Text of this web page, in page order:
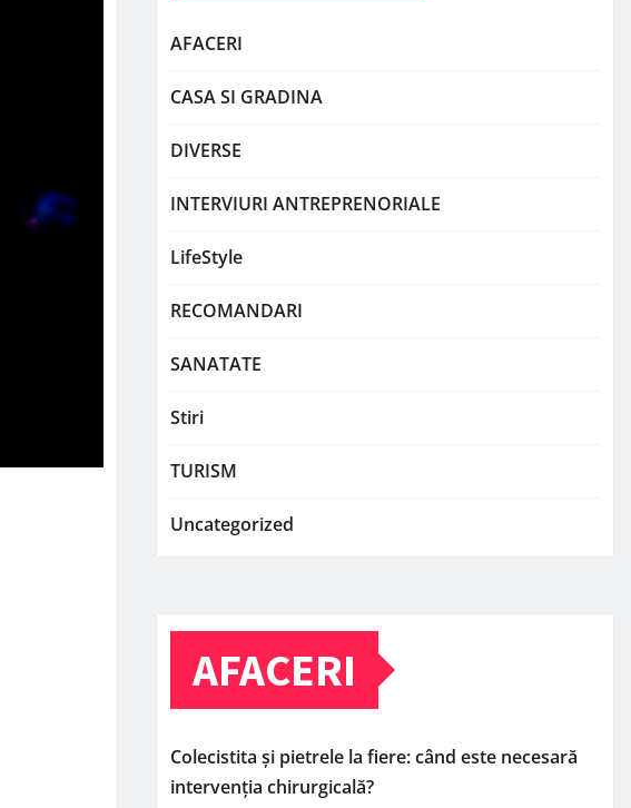
AFACERI
CASA SI GRADINA
DIVERSE
INTERVIURI ANTREPRENORIALE
LifeStyle
RECOMANDARI
SANATATE
Stiri
TURISM
Uncategorized
AFACERI
Colecistita și pietrele la fiere: când este necesară
intervenția chirurgicală?